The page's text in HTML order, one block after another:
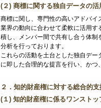
(２) 商標に関する独自データの活
商標に関し、専門性の高いアドバ
業界の動向に合わせて柔軟に活用
積し、メンバー間で共有し合う体
分析を行っております。
これらの活動を土台とした独自デ
に即した合理的な提言を行い、かつ
２．知的財産権に対する総合的支
(１) 知的財産権に係るワンストッ